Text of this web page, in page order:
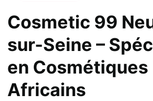
Cosmetic 99
sur-Seine –
en Cosmétiques
Africains